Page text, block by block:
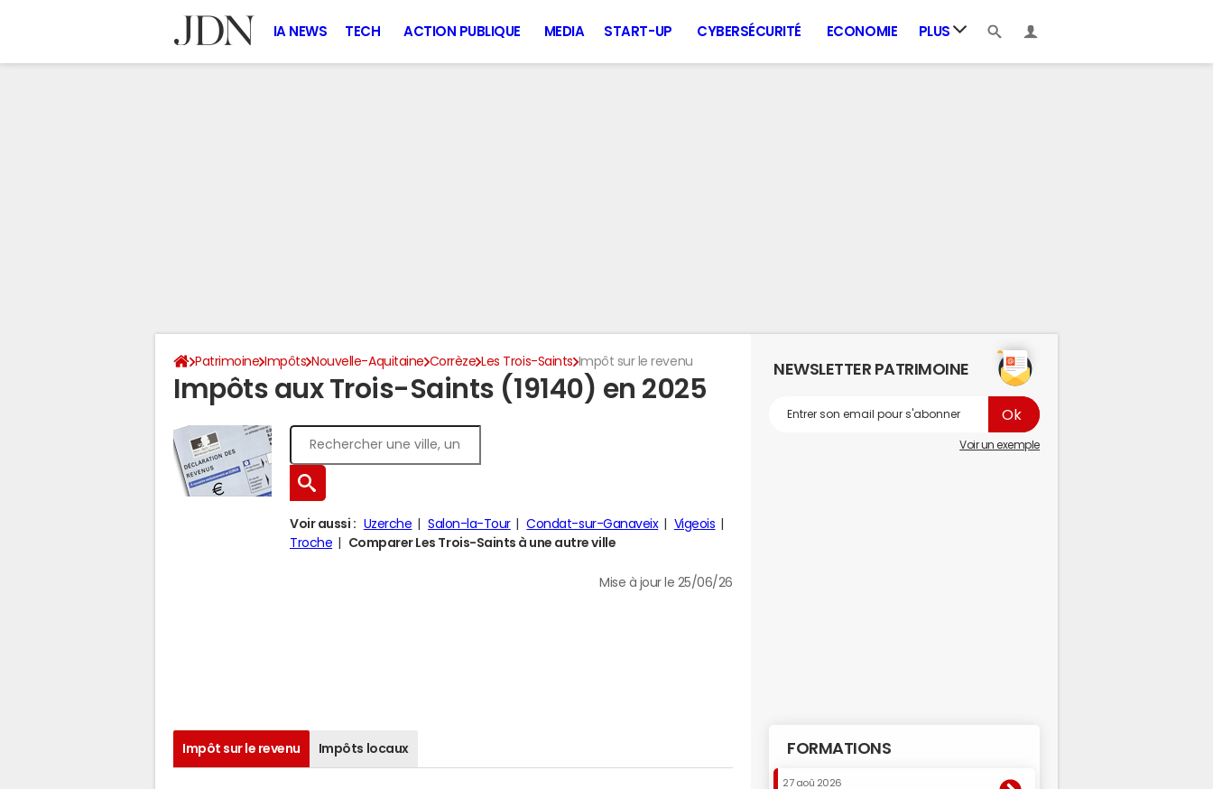
IA NEWS TECH ACTION PUBLIQUE MEDIA START-UP CYBERSÉCURITÉ ECONOMIE PLUS
Patrimoine Impôts Nouvelle-Aquitaine Corrèze Les Trois-Saints Impôt sur le revenu
Impôts aux Trois-Saints (19140) en 2025
Voir aussi : Uzerche Salon-la-Tour Condat-sur-Ganaveix
Vigeois
Troche
Comparer Les Trois-Saints à une autre ville
Mise à jour le 25/06/26
Impôt sur le revenu Impôts locaux
NEWSLETTER PATRIMOINE
Voir un exemple
FORMATIONS
27 aoû 2026